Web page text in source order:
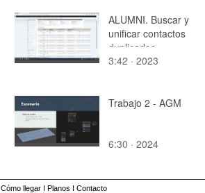
ALUMNI. Buscar y
unificar contactos
duplicados
3:42 · 2023
Trabajo 2 - AGM
6:30 · 2024
Cómo llegar I Planos I Contacto